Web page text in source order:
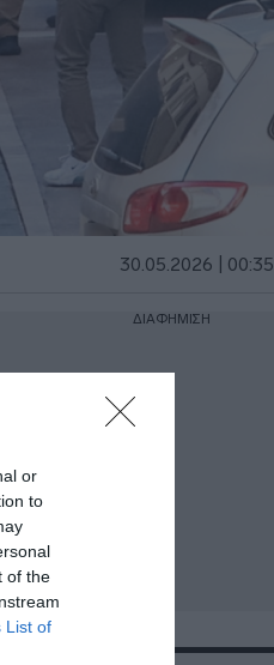
or
to
of the
List of
30.05.2026 | 00:35
ΔΙΑΦΗΜΙΣΗ